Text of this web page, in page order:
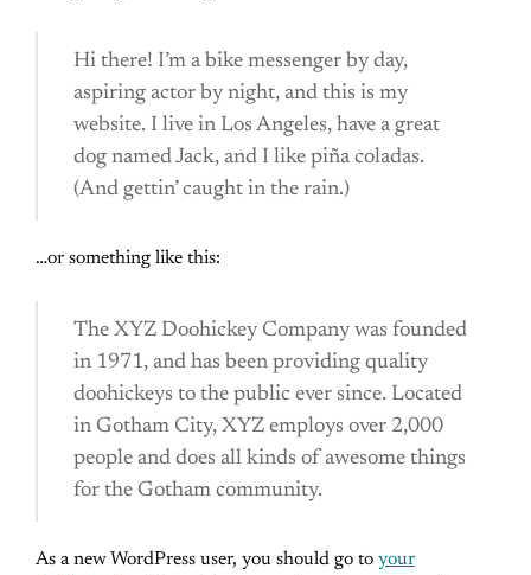
Hi there! I’m a bike messenger by day,
aspiring actor by night, and this is my
website. I live in Los Angeles, have a great
dog named Jack, and I like piña coladas.
(And gettin’ caught in the rain.)
…or something like this:
The XYZ Doohickey Company was founded
in 1971, and has been providing quality
doohickeys to the public ever since. Located
in Gotham City, XYZ employs over 2,000
people and does all kinds of awesome things
for the Gotham community.
As a new WordPress user, you should go to your